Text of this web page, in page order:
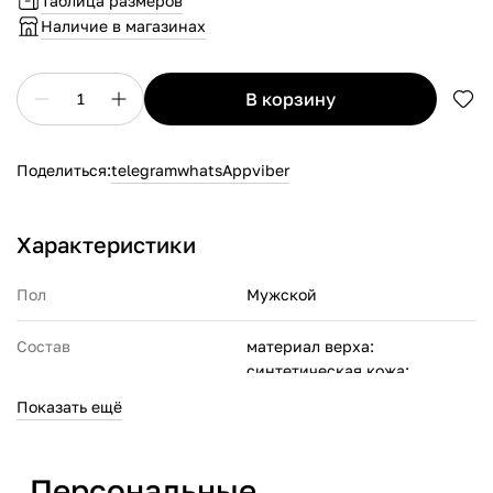
Наличие в магазинах
1 в корзину
Поделиться:telegramwhatsAppviber
Характеристики
Пол Мужской
Состав
материал верха:
синтетическая кожа;
Показать ещё